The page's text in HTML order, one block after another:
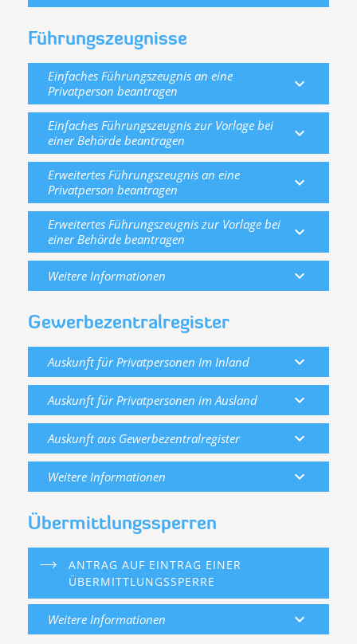
Führungszeugnisse
Einfaches Führungszeugnis an eine
Privatperson beantragen
expand_more
Einfaches Führungszeugnis zur Vorlage bei
einer Behörde beantragen
expand_more
Erweitertes Führungszeugnis an eine
Privatperson beantragen
expand_more
Erweitertes Führungszeugnis zur Vorlage bei
einer Behörde beantragen
expand_more
Weitere Informationen expand_more
Gewerbezentralregister
Auskunft für Privatpersonen Im Inland expand_more
Auskunft für Privatpersonen im Ausland expand_more
Auskunft aus Gewerbezentralregister expand_more
Weitere Informationen expand_more
Übermittlungssperren
ANTRAG AUF EINTRAG EINER
ÜBERMITTLUNGSSPERRE
Weitere Informationen expand_more